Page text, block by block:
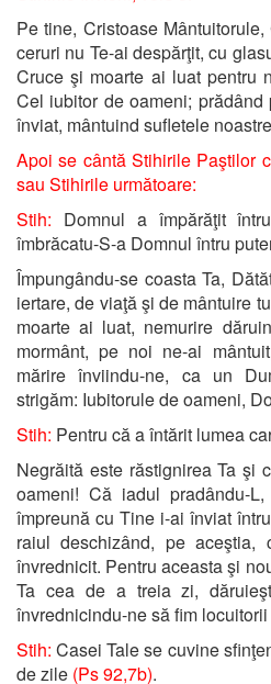
Pe tine, Cristoase
ceruri nu Te-ai despărţit, cu
Cruce şi moarte ai luat pentru
Cel iubitor de oameni;
înviat, mântuind sufletele
Apoi se cântă Stihirile Paştilor
sau Stihirile următoare:
Stih: Domnul a împărăţit
îmbrăcatu-S-a Domnul întru
Împungându-se coasta Ta,
iertare, de viaţă şi de mântuire
moarte ai luat, nemurire
mormânt, pe noi ne-ai
mărire înviindu-ne, ca un
strigăm: Iubitorule de oameni,
Stih: Pentru că a întărit lumea
Negrăită este răstignirea Ta şi
oameni! Că iadul pradându-
împreună cu Tine i-ai înviat
raiul deschizând, pe aceştia,
învrednicit. Pentru aceasta şi
Ta cea de a treia zi,
învrednicindu-ne să fim
Stih: Casei Tale se cuvine
de zile (Ps 92,7b).